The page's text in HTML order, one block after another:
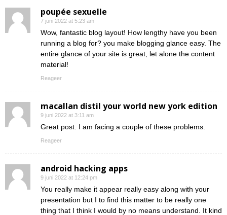
poupée sexuelle
7 juni 2022 at 5:23 am
Wow, fantastic blog layout! How lengthy have you been
running a blog for? you make blogging glance easy. The
entire glance of your site is great, let alone the content
material!
Reageer
macallan distil your world new york edition
9 juni 2022 at 3:11 am
Great post. I am facing a couple of these problems.
Reageer
android hacking apps
9 juni 2022 at 12:24 pm
You really make it appear really easy along with your
presentation but I to find this matter to be really one
thing that I think I would by no means understand. It kind